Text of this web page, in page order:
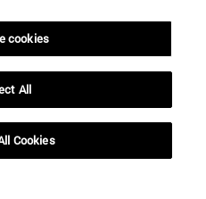
ventana)
nueva ventana)
en nueva ventana)
en nueva ventana)
cookies
All
Cookies